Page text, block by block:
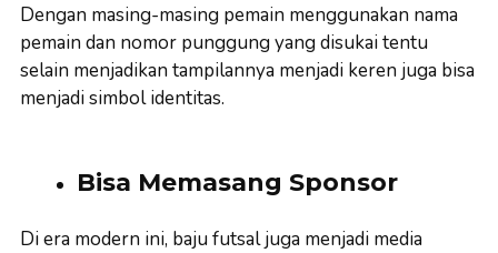
Dengan masing-masing pemain menggunakan nama
pemain dan nomor punggung yang disukai tentu
selain menjadikan tampilannya menjadi keren juga bisa
menjadi simbol identitas.
Bisa Memasang Sponsor
Di era modern ini, baju futsal juga menjadi media